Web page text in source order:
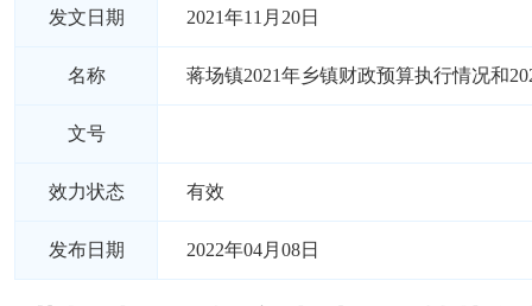
发文日期 2021年11月20日
名称 蒋场镇2021年乡镇财政预算执行情况和
文号
效力状态 有效
发布日期 2022年04月08日